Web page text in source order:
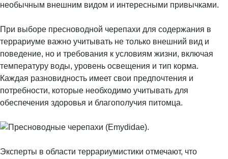
необычным внешним видом и интересными привычками.
При выборе пресноводной черепахи для содержания в
террариуме важно учитывать не только внешний вид и
поведение, но и требования к условиям жизни, включая
температуру воды, уровень освещения и тип корма.
Каждая разновидность имеет свои предпочтения и
потребности, которые необходимо учитывать для
обеспечения здоровья и благополучия питомца.
Эксперты в области террариумистики отмечают, что